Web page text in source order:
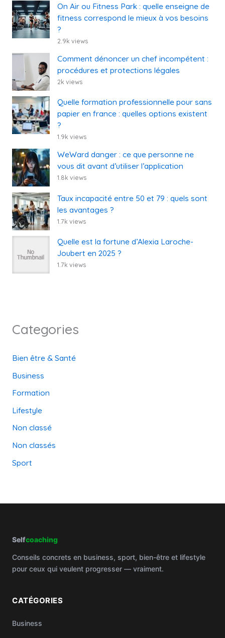
On Air ou Fitness Park : quelle enseigne de
fitness correspond le mieux à vos besoins
?
2.9k views
Comment dénoncer un chef incompétent :
procédures et protections légales
2k views
Quelle formation professionnelle pour sans
papier en france : quelles options existent
?
1.9k views
WeWard danger : ce que personne ne
vous dit avant d’utiliser l’application
1.8k views
Taux incapacité entre 50 et 79 : quels sont
les avantages ?
1.7k views
Quelle est la fortune d’Alexia Laroche-
Joubert en 2025 ?
1.7k views
Categories
Bien être & Santé
Business
Formation
Lifestyle
Non classé
Non classés
Sport
Selfcoaching
Conseils concrets en business, sport, bien-être et lifestyle
pour ceux qui veulent progresser — vraiment.
CATÉGORIES
Business